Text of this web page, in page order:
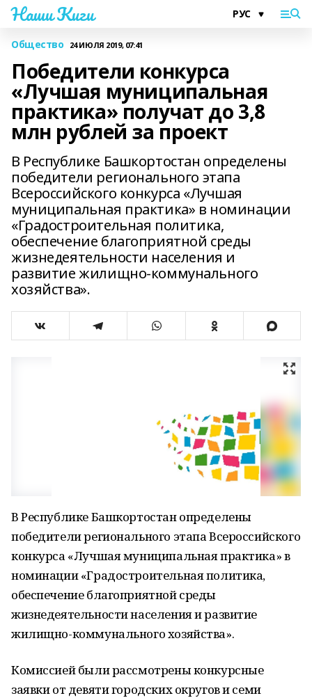
Наши Киги
Общество 24 ИЮЛЯ 2019, 07:41
Победители конкурса
«Лучшая муниципальная
практика» получат до 3,8
млн рублей за проект
В Республике Башкортостан определены
победители регионального этапа
Всероссийского конкурса «Лучшая
муниципальная практика» в номинации
«Градостроительная политика,
обеспечение благоприятной среды
жизнедеятельности населения и
развитие жилищно-коммунального
хозяйства».
В Республике Башкортостан определены
победители регионального этапа Всероссийского
конкурса «Лучшая муниципальная практика» в
номинации «Градостроительная политика,
обеспечение благоприятной среды
жизнедеятельности населения и развитие
жилищно-коммунального хозяйства».
Комиссией были рассмотрены конкурсные
заявки от девяти городских округов и семи